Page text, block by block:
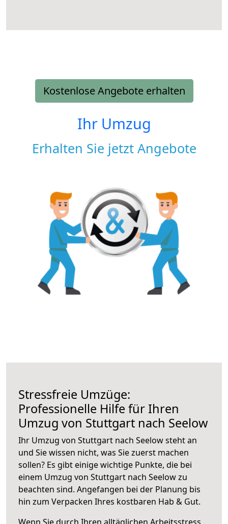
Kostenlose Angebote erhalten
Ihr Umzug
Erhalten Sie jetzt Angebote
Stressfreie Umzüge:
Professionelle Hilfe für Ihren
Umzug von Stuttgart nach Seelow
Ihr Umzug von Stuttgart nach Seelow steht an
und Sie wissen nicht, was Sie zuerst machen
sollen? Es gibt einige wichtige Punkte, die bei
einem Umzug von Stuttgart nach Seelow zu
beachten sind. Angefangen bei der Planung bis
hin zum Verpacken Ihres kostbaren Hab & Gut.